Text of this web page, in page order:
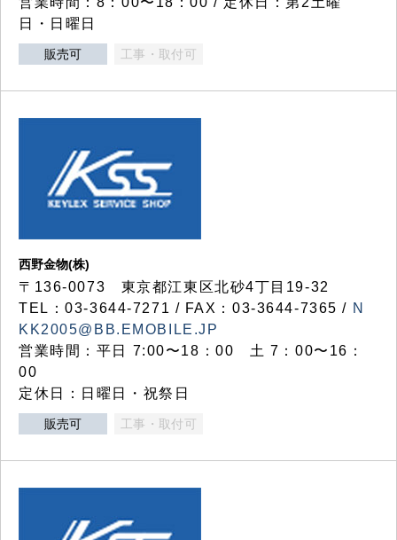
日・日曜日
販売可 工事・取付可
西野金物(株)
〒136-0073 東京都江東区北砂4丁目19-32
TEL：03‐3644‐7271 / FAX：03-3644-7365 / N
KK2005@BB.EMOBILE.JP
営業時間：平日 7:00〜18：00 土 7：00〜16：
00
定休日：日曜日・祝祭日
販売可 工事・取付可